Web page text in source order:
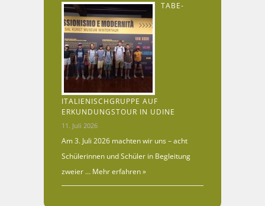
TABE-
ITALIENISCHGRUPPE AUF
ERKUNDUNGSTOUR IN UDINE
11. Juli 2026
Am 3. Juli 2026 machten wir uns – acht
Schülerinnen und Schüler in Begleitung
zweier … Mehr erfahren »